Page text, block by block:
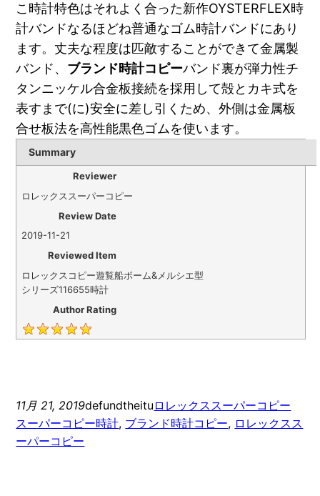
こ時計特色はそれよく合った新作OYSTERFLEX時
計バンドなるほどね普通なゴム時計バンドにあり
ます。丈夫な程度は匹敵することができて金属製
バンド、 ブランド時計コピーバンド裏が弾力性チ
タンニッケル合金板接続を採用して殻とカキ式を
表すまで(に)安全に差し引くため、外側は金属板
合せ板法を高性能黒色ゴムを使います。
Summary
Reviewer
ロレックススーパーコピー
Review Date
2019-11-21
Reviewed Item
ロレックスコピー遊覧船ボーム&メルシエ型
シリーズ116655時計
Author Rating
11月 21, 2019defundtheitu ロレックススーパーコピー
スーパーコピー時計, ブランド時計コピー, ロレックスス
ーパーコピー